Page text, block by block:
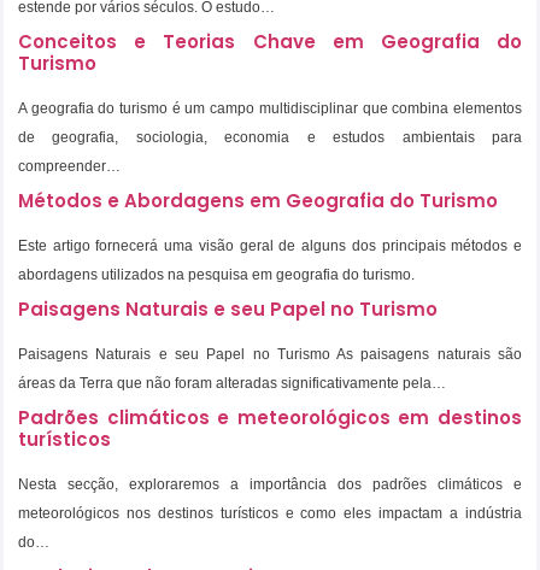
estende por vários séculos. O estudo…
Conceitos e Teorias Chave em Geografia do
Turismo
A geografia do turismo é um campo multidisciplinar que combina elementos
de geografia, sociologia, economia e estudos ambientais para
compreender…
Métodos e Abordagens em Geografia do Turismo
Este artigo fornecerá uma visão geral de alguns dos principais métodos e
abordagens utilizados na pesquisa em geografia do turismo.
Paisagens Naturais e seu Papel no Turismo
Paisagens Naturais e seu Papel no Turismo As paisagens naturais são
áreas da Terra que não foram alteradas significativamente pela…
Padrões climáticos e meteorológicos em destinos
turísticos
Nesta secção, exploraremos a importância dos padrões climáticos e
meteorológicos nos destinos turísticos e como eles impactam a indústria
do…